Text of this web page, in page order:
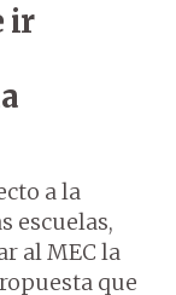
ir
a la
escuelas,
al MEC la
que